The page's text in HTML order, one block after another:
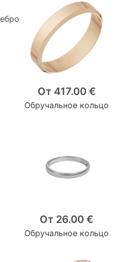
От 417.00 €
Обручальное кольцо
От 26.00 €
Обручальное кольцо